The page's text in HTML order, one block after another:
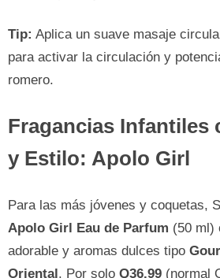
Tip: Aplica un suave masaje
para activar la circulación y
romero.
Fragancias Infantiles
y Estilo: Apolo Girl
Para las más jóvenes y coquetas,
Apolo Girl Eau de Parfum (50 ml)
adorable y aromas dulces tipo
Oriental. Por solo Q36.99 (normal